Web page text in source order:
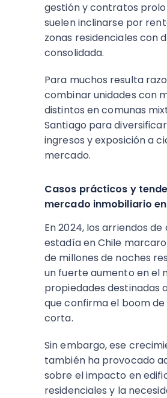
gestión y contratos
suelen inclinarse por
zonas residenciales con
consolidada.
Para muchos resulta
combinar unidades con
distintos en comunas
Santiago para
ingresos y exposición a
mercado.​
Casos prácticos y
mercado inmobiliario
En 2024, los arriendos
estadía en Chile
de millones de noches
un fuerte aumento en el
propiedades destinadas
que confirma el boom
corta.
Sin embargo, ese
también ha provocado
sobre el impacto en
residenciales y la